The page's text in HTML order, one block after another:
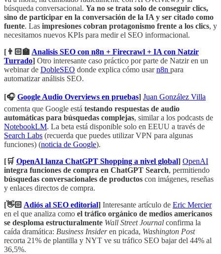
búsqueda conversacional. Ya no se trata solo de conseguir clics,
sino de participar en la conversación de la IA y ser citado como
fuente. Las impresiones cobran protagonismo frente a los clics, y
necesitamos nuevos KPIs para medir el SEO informacional.
[👨🏻‍🏫 Analisis SEO con n8n + Firecrawl + IA con Natzir
Turrado] Otro interesante caso práctico por parte de Natzir en un
webinar de DobleSEO donde explica cómo usarn8n para
automatizar análisis SEO.
[🎧 Google Audio Overviews en pruebas] Juan González Villa
comenta que Google está testando respuestas de audio
automáticas para búsquedas complejas, similar a los podcasts de
NotebookLM. La beta está disponible solo en EEUU a través de
Search Labs (recuerda que puedes utilizar VPN para algunas
funciones) (noticia de Google).
[🛒 OpenAI lanza ChatGPT Shopping a nivel global] OpenAI
integra funciones de compra en ChatGPT Search, permitiendo
búsquedas conversacionales de productos con imágenes, reseñas
y enlaces directos de compra.
[👋🏻 Adiós al SEO editorial] Interesante artículo de Eric Mercier
en el que analiza como el tráfico orgánico de medios americanos
se desploma estructuralmente Wall Street Journal confirma la
caída dramática: Business Insideren picada, Washington Post
recorta 21% de plantilla y NYT ve su tráfico SEO bajar del 44% al
36,5%.